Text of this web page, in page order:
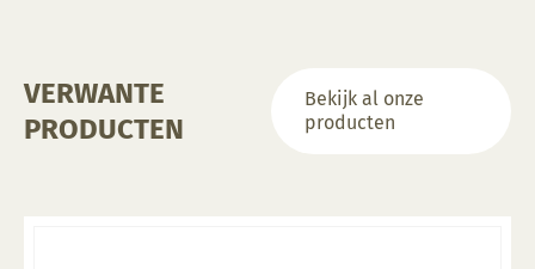
VERWANTE
PRODUCTEN
Bekijk al onze
producten